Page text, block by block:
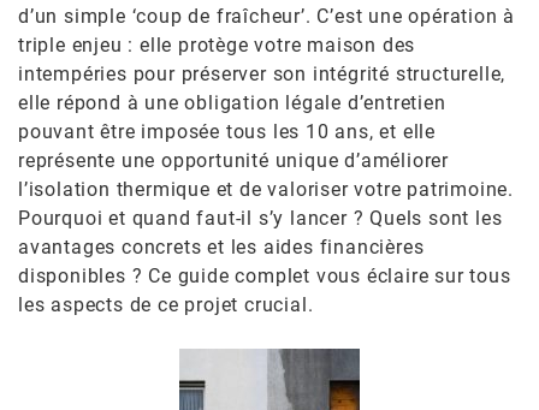
d’un simple ‘coup de fraîcheur’. C’est une opération à
triple enjeu : elle protège votre maison des
intempéries pour préserver son intégrité structurelle,
elle répond à une obligation légale d’entretien
pouvant être imposée tous les 10 ans, et elle
représente une opportunité unique d’améliorer
l’isolation thermique et de valoriser votre patrimoine.
Pourquoi et quand faut-il s’y lancer ? Quels sont les
avantages concrets et les aides financières
disponibles ? Ce guide complet vous éclaire sur tous
les aspects de ce projet crucial.